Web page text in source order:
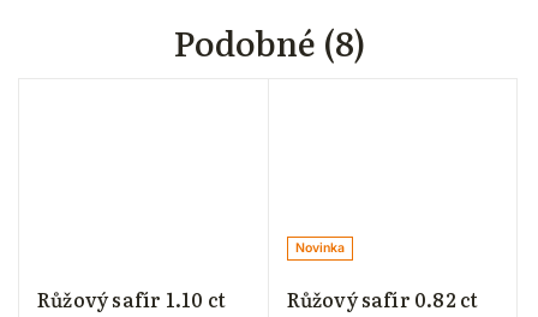
Podobné (8)
Růžový safír 1.10 ct
Novinka
Růžový safír 0.82 ct